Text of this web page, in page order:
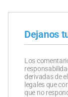
Dejanos
Los
derivadas de
legales que
que no